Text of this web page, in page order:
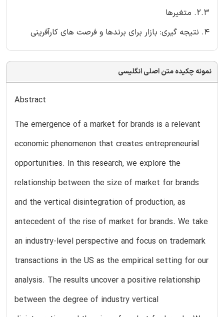
2.3. متغیرها
4. نتیجه گیری: بازار برای برندها و فرصت های کارآفرینی
نمونه چکیده متن اصلی انگلیسی
Abstract
The emergence of a market for brands is a relevant
economic phenomenon that creates entrepreneurial
opportunities. In this research, we explore the
relationship between the size of market for brands
and the vertical disintegration of production, as
antecedent of the rise of market for brands. We take
an industry-level perspective and focus on trademark
transactions in the US as the empirical setting for our
analysis. The results uncover a positive relationship
between the degree of industry vertical